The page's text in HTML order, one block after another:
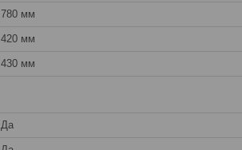
780 мм
420 мм
430 мм
Да